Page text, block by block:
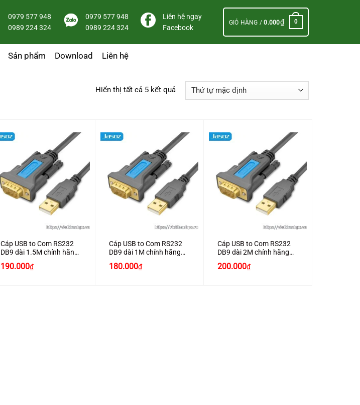
0979 577 948
0989 224 324
0979 577 948
0989 224 324
Liên hệ ngay
Facebook
GIỎ HÀNG /0.000₫ 0
Sản phẩm Download Liên hệ
Hiển thị tất cả 5 kết quả
Cáp USB to Com RS232
DB9 dài 1.5M chính hãng
190.000₫
Cáp USB to Com RS232
DB9 dài 1M chính hãng
180.000₫
Cáp USB to Com RS232
DB9 dài 2M chính hãng
200.000₫